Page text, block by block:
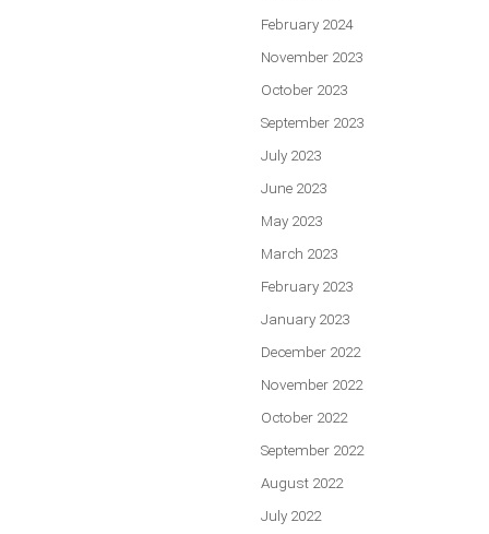
February 2024
November 2023
October 2023
September 2023
July 2023
June 2023
May 2023
March 2023
February 2023
January 2023
December 2022
November 2022
October 2022
September 2022
August 2022
July 2022